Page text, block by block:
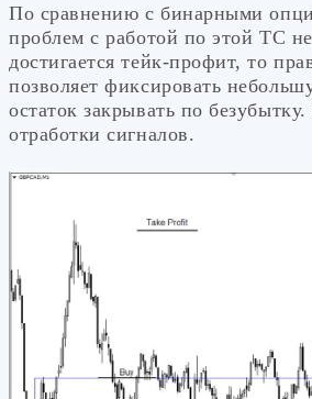
По сравнению с бинарными
проблем с работой по этой ТС
достигается тейк-профит, то
позволяет фиксировать
остаток закрывать по
отработки сигналов.